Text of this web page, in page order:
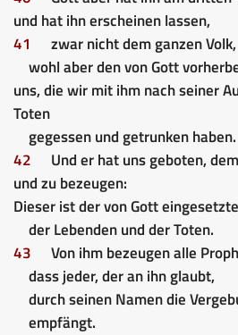
und hat ihn erscheinen lassen,
41
zwar nicht dem ganzen Volk,
wohl aber den von Gott
uns, die wir mit ihm nach seiner
Toten
gegessen und getrunken haben.
42
Und er hat uns geboten,
und zu bezeugen:
Dieser ist der von Gott
der Lebenden und der Toten.
43
Von ihm bezeugen alle
dass jeder, der an ihn glaubt,
durch seinen Namen die
empfängt.